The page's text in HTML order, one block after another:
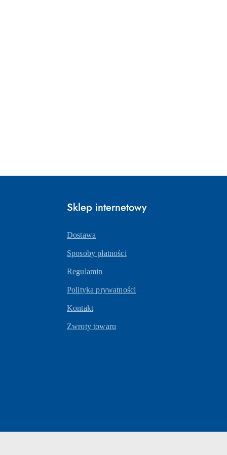
Sklep internetowy
Dostawa
Sposoby płatności
Regulamin
Polityka prywatności
Kontakt
Zwroty towaru